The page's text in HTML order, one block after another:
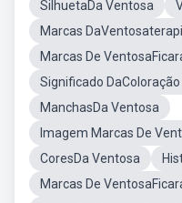
SilhuetaDa Ventosa
Marcas
Marcas De
Significado
ManchasDa Ventosa
Imagem Marcas De
CoresDa Ventosa
Marcas De